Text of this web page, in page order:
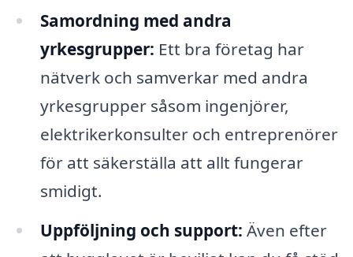
Samordning med andra
yrkesgrupper: Ett bra företag har
nätverk och samverkar med andra
yrkesgrupper såsom ingenjörer,
elektrikerkonsulter och entreprenörer
för att säkerställa att allt fungerar
smidigt.
Uppföljning och support: Även efter